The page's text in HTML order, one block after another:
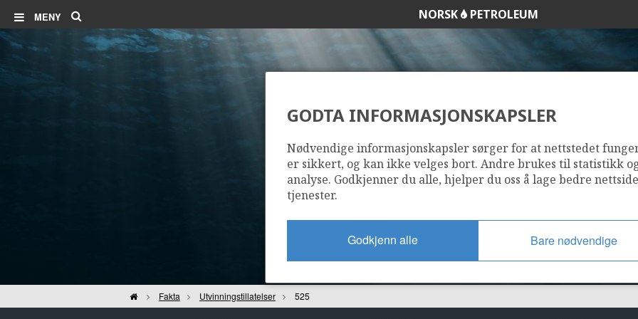
MENY NORSK PETROLEUM
525
Hjem Fakta Utvinningstillatelser 525
GODTA INFORMASJONSKAPSLER
Nødvendige informasjonskapsler sørger for at nettstedet
er sikkert, og kan ikke velges bort. Andre brukes til statistikk
analyse. Godkjenner du alle, hjelper du oss å lage bedre
tjenester.
Godkjenn alle Bare nødvendige